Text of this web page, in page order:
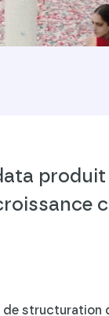
de structuration